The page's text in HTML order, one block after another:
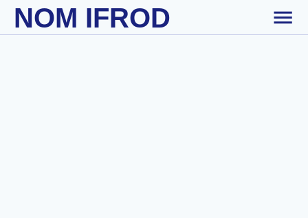
Skip to main content
NOM IFROD